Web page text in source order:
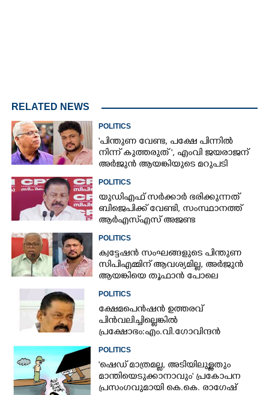
RELATED NEWS
POLITICS
"പിന്തുണ വേണ്ട,​ പക്ഷേ പിന്നിൽ
നിന്ന് കുത്തരുത് ", എംവി ജയരാജന്
അർജുൻ ആയങ്കിയുടെ മറുപടി
POLITICS
യുഡിഎഫ് സർക്കാർ ഭരിക്കുന്നത്
ബിജെപിക്ക് വേണ്ടി,​ സംസ്ഥാനത്ത്
ആർഎസ്എസ് അജണ്ട
POLITICS
ക്വട്ടേഷൻ സംഘങ്ങളുടെ പിന്തുണ
സിപിഎമ്മിന് ആവശ്യമില്ല, അർജുൻ
ആയങ്കിയെ തൂഫാൻ പോലെ
POLITICS
ക്ഷേമപെൻഷൻ ഉത്തരവ്
പിൻവലിച്ചില്ലെങ്കിൽ
പ്രക്ഷോഭം:എം.വി.ഗോവിന്ദൻ
POLITICS
'ഷെഡ് മാത്രമല്ല, അടിയിലുള്ളതും
മാന്തിയെടുക്കാനാവും' പ്രകോപന
പ്രസംഗവുമായി കെ.കെ. രാഗേഷ്